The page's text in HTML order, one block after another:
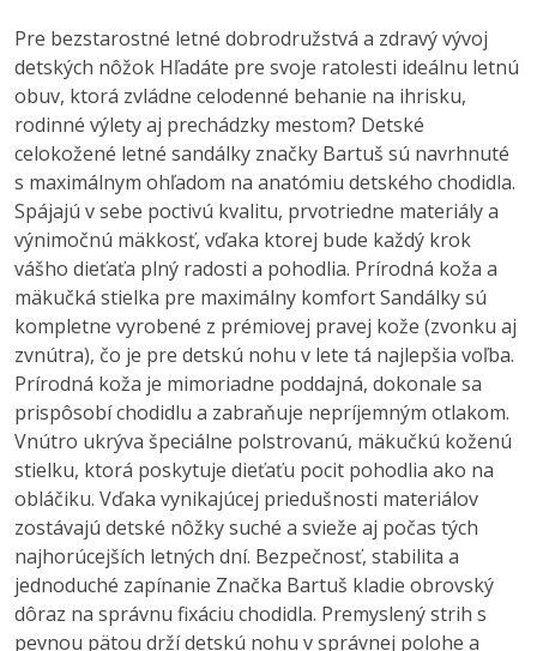
Pre bezstarostné letné dobrodružstvá a zdravý vývoj
detských nôžok Hľadáte pre svoje ratolesti ideálnu letnú
obuv, ktorá zvládne celodenné behanie na ihrisku,
rodinné výlety aj prechádzky mestom? Detské
celokožené letné sandálky značky Bartuš sú navrhnuté
s maximálnym ohľadom na anatómiu detského chodidla.
Spájajú v sebe poctivú kvalitu, prvotriedne materiály a
výnimočnú mäkkosť, vďaka ktorej bude každý krok
vášho dieťaťa plný radosti a pohodlia. Prírodná koža a
mäkučká stielka pre maximálny komfort Sandálky sú
kompletne vyrobené z prémiovej pravej kože (zvonku aj
zvnútra), čo je pre detskú nohu v lete tá najlepšia voľba.
Prírodná koža je mimoriadne poddajná, dokonale sa
prispôsobí chodidlu a zabraňuje nepríjemným otlakom.
Vnútro ukrýva špeciálne polstrovanú, mäkučkú koženú
stielku, ktorá poskytuje dieťaťu pocit pohodlia ako na
obláčiku. Vďaka vynikajúcej priedušnosti materiálov
zostávajú detské nôžky suché a svieže aj počas tých
najhorúcejších letných dní. Bezpečnosť, stabilita a
jednoduché zapínanie Značka Bartuš kladie obrovský
dôraz na správnu fixáciu chodidla. Premyslený strih s
pevnou pätou drží detskú nohu v správnej polohe a